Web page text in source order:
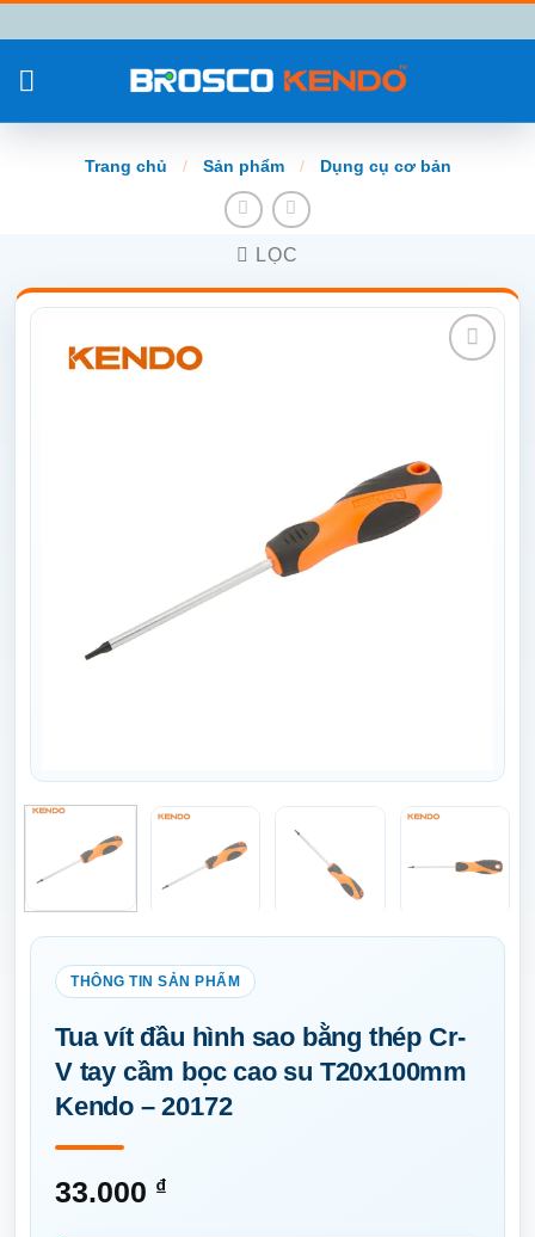
đến
nội
Trang chủ / Sản phẩm / Dụng cụ cơ bản
LỌC
Tua vít đầu hình sao bằng thép Cr-
V tay cầm bọc cao su T20x100mm
Kendo – 20172
33.000 ₫